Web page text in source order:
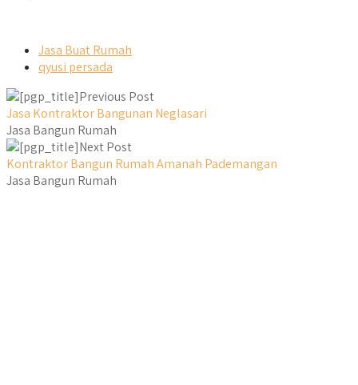
Jasa Buat Rumah
qyusi persada
Previous Post
Jasa Kontraktor Bangunan Neglasari
Jasa Bangun Rumah
Next Post
Kontraktor Bangun Rumah Amanah Pademangan
Jasa Bangun Rumah